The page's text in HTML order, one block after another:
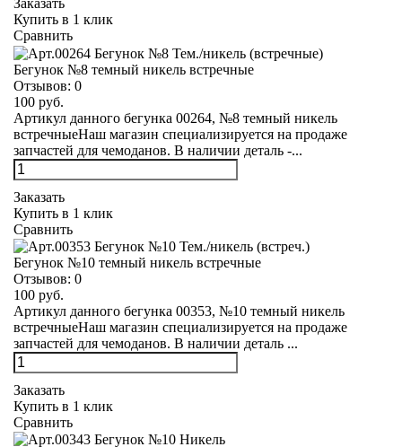
Заказать
Купить в 1 клик
Сравнить
Бегунок №8 темный никель встречные
Отзывов: 0
100 руб.
Артикул данного бегунка 00264, №8 темный никель
встречныеНаш магазин специализируется на продаже
запчастей для чемоданов. В наличии деталь -...
Заказать
Купить в 1 клик
Сравнить
Бегунок №10 темный никель встречные
Отзывов: 0
100 руб.
Артикул данного бегунка 00353, №10 темный никель
встречныеНаш магазин специализируется на продаже
запчастей для чемоданов. В наличии деталь ...
Заказать
Купить в 1 клик
Сравнить